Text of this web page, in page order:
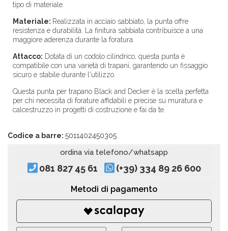
tipo di materiale.
Materiale: Realizzata in acciaio sabbiato, la punta offre
resistenza e durabilità. La finitura sabbiata contribuisce a una
maggiore aderenza durante la foratura.
Attacco: Dotata di un codolo cilindrico, questa punta è
compatibile con una varietà di trapani, garantendo un fissaggio
sicuro e stabile durante l'utilizzo.
Questa punta per trapano Black and Decker è la scelta perfetta
per chi necessita di forature affidabili e precise su muratura e
calcestruzzo in progetti di costruzione e fai da te.
Codice a barre: 5011402450305
ordina via telefono/whatsapp
081 827 45 61 (+39) 334 89 26 600
Metodi di pagamento